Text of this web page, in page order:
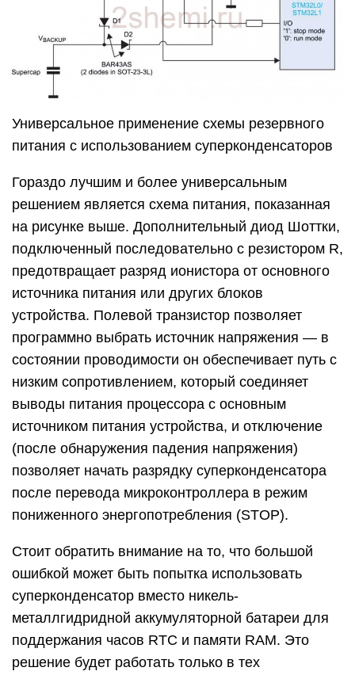
Универсальное применение схемы резервного
питания с использованием суперконденсаторов
Гораздо лучшим и более универсальным
решением является схема питания, показанная
на рисунке выше. Дополнительный диод Шоттки,
подключенный последовательно с резистором R,
предотвращает разряд ионистора от основного
источника питания или других блоков
устройства. Полевой транзистор позволяет
программно выбрать источник напряжения — в
состоянии проводимости он обеспечивает путь с
низким сопротивлением, который соединяет
выводы питания процессора с основным
источником питания устройства, и отключение
(после обнаружения падения напряжения)
позволяет начать разрядку суперконденсатора
после перевода микроконтроллера в режим
пониженного энергопотребления (STOP).
Стоит обратить внимание на то, что большой
ошибкой может быть попытка использовать
суперконденсатор вместо никель-
металлгидридной аккумуляторной батареи для
поддержания часов RTC и памяти RAM. Это
решение будет работать только в тех